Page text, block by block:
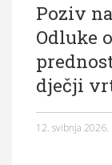
Poziv
Odluke
dječji
12. svibnja 2026.